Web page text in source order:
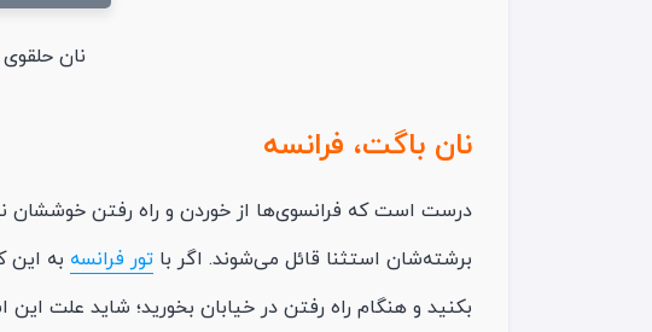
نان حلقوی
نان باگت، فرانسه
درست است که فرانسوی‌ها از خوردن و راه رفتن خوششان
برشته‌شان استثنا قائل می‌شوند. اگر با تور فرانسه به این
بکنید و هنگام راه رفتن در خیابان بخورید؛ شاید علت